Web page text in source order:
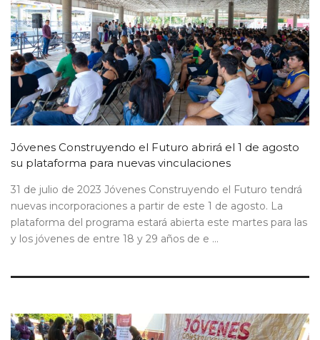
Jóvenes Construyendo el Futuro abrirá el 1 de agosto
su plataforma para nuevas vinculaciones
31 de julio de 2023 Jóvenes Construyendo el Futuro tendrá
nuevas incorporaciones a partir de este 1 de agosto. La
plataforma del programa estará abierta este martes para las
y los jóvenes de entre 18 y 29 años de e ...